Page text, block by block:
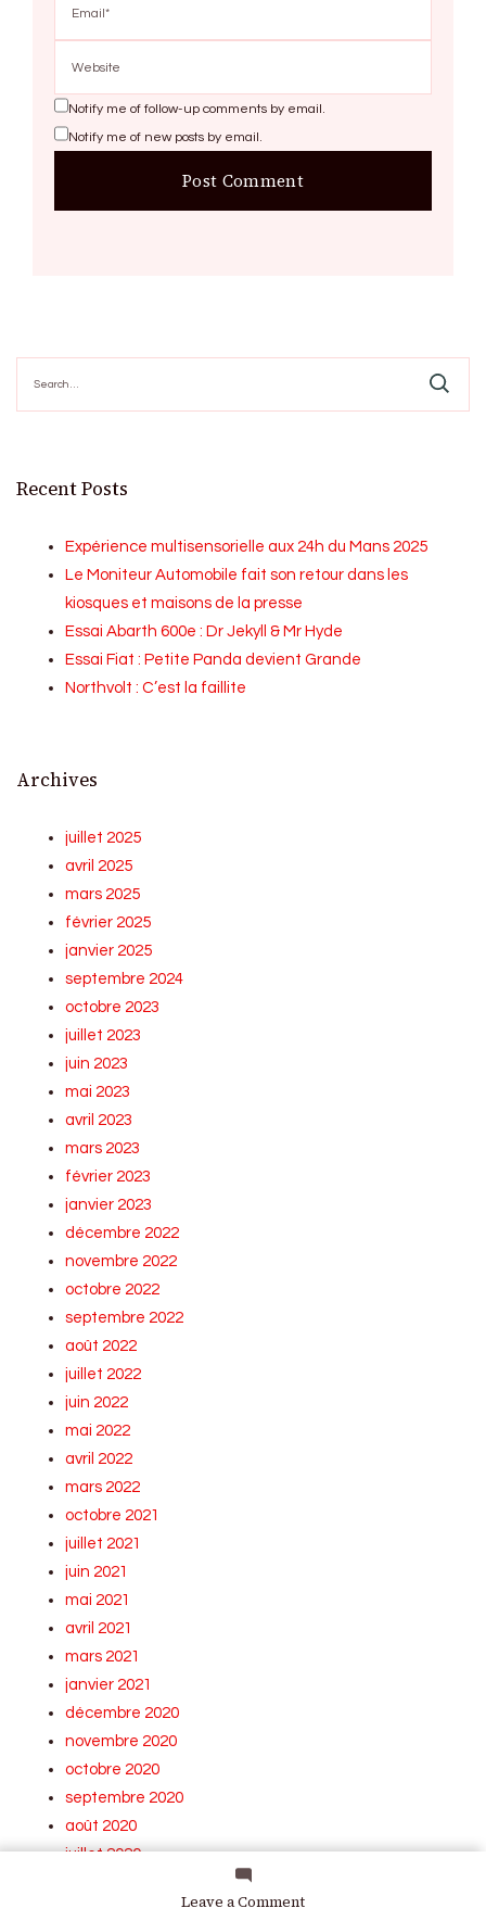
Leave a Commenton
Notify me of follow-up comments by email.
Notify me of new posts by email.
for:
Recent Posts
Expérience multisensorielle aux 24h du Mans 2025
Le Moniteur Automobile fait son retour dans les
kiosques et maisons de la presse
Essai Abarth 600e : Dr Jekyll & Mr Hyde
Essai Fiat : Petite Panda devient Grande
Northvolt : C’est la faillite
Archives
juillet 2025
avril 2025
mars 2025
février 2025
janvier 2025
septembre 2024
octobre 2023
juillet 2023
juin 2023
mai 2023
avril 2023
mars 2023
février 2023
janvier 2023
décembre 2022
novembre 2022
octobre 2022
septembre 2022
août 2022
juillet 2022
juin 2022
mai 2022
avril 2022
mars 2022
octobre 2021
juillet 2021
juin 2021
mai 2021
avril 2021
mars 2021
janvier 2021
décembre 2020
novembre 2020
octobre 2020
septembre 2020
août 2020
juillet 2020